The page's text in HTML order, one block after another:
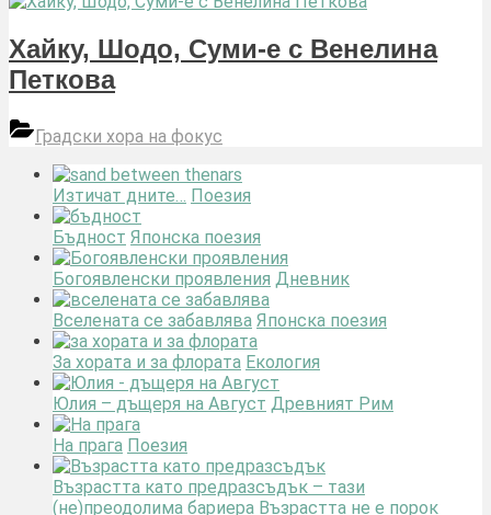
Хайку, Шодо, Суми-е с Венелина
Петкова
Градски хора на фокус
Изтичат дните… Поезия
Бъдност Японска поезия
Богоявленски проявления Дневник
Вселената се забавлява Японска поезия
За хората и за флората Екология
Юлия – дъщеря на Август Древният Рим
На прага Поезия
Възрастта като предразсъдък – тази
(не)преодолима бариера Възрастта не е порок